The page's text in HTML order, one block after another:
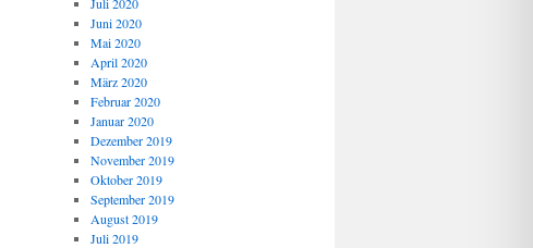
Juni 2020
Mai 2020
April 2020
März 2020
Februar 2020
Januar 2020
Dezember 2019
November 2019
Oktober 2019
September 2019
August 2019
Juli 2019